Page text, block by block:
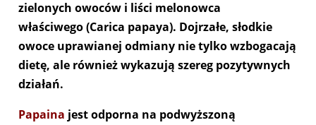
zielonych owoców i liści melonowca
właściwego (Carica papaya). Dojrzałe, słodkie
owoce uprawianej odmiany nie tylko wzbogacają
dietę, ale również wykazują szereg pozytywnych
działań.
Papaina jest odporna na podwyższoną